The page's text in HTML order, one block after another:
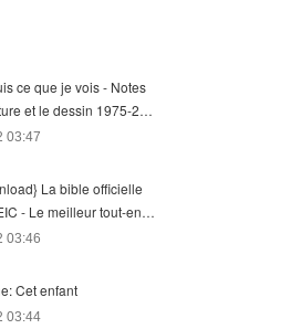
ce que je vois - Notes
et le dessin 1975-2…
03:47
La bible officielle
- Le meilleur tout-en…
03:46
Cet enfant
03:44